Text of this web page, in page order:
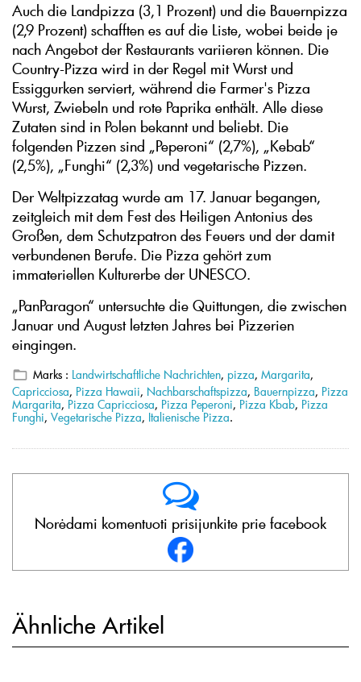
Auch die Landpizza (3,1 Prozent) und die Bauernpizza
(2,9 Prozent) schafften es auf die Liste, wobei beide je
nach Angebot der Restaurants variieren können. Die
Country-Pizza wird in der Regel mit Wurst und
Essiggurken serviert, während die Farmer's Pizza
Wurst, Zwiebeln und rote Paprika enthält. Alle diese
Zutaten sind in Polen bekannt und beliebt. Die
folgenden Pizzen sind „Peperoni“ (2,7%), „Kebab“
(2,5%), „Funghi“ (2,3%) und vegetarische Pizzen.
Der Weltpizzatag wurde am 17. Januar begangen,
zeitgleich mit dem Fest des Heiligen Antonius des
Großen, dem Schutzpatron des Feuers und der damit
verbundenen Berufe. Die Pizza gehört zum
immateriellen Kulturerbe der UNESCO.
„PanParagon“ untersuchte die Quittungen, die zwischen
Januar und August letzten Jahres bei Pizzerien
eingingen.
Marks : Landwirtschaftliche Nachrichten, pizza, Margarita,
Capricciosa, Pizza Hawaii, Nachbarschaftspizza, Bauernpizza, Pizza
Margarita, Pizza Capricciosa, Pizza Peperoni, Pizza Kbab, Pizza
Funghi, Vegetarische Pizza, Italienische Pizza.
Norėdami komentuoti prisijunkite prie facebook
Ähnliche Artikel